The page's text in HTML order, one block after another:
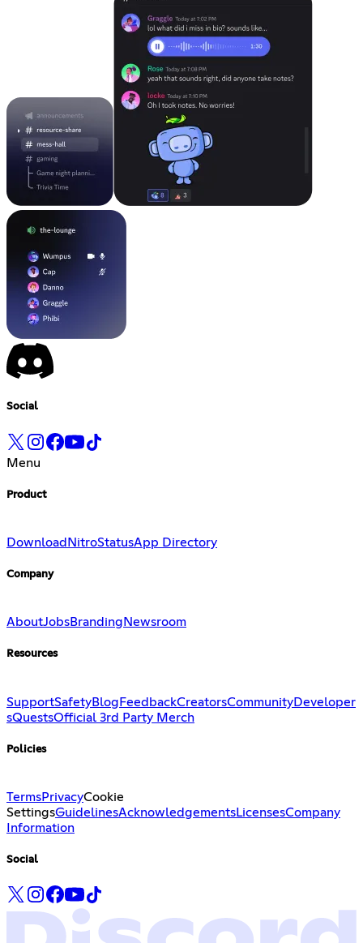
Social
Menu
Product
Download NitroStatusApp Directory
Company
AboutJobsBranding Newsroom
Resources
SupportSafetyBlogFeedbackCreatorsCommunityDeveloper
sQuestsOfficial 3rd Party Merch
Policies
TermsPrivacyCookie
SettingsGuidelinesAcknowledgementsLicensesCompany
Information
Social